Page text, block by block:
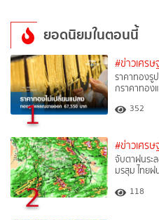
ยอดนิยมในตอนนี้
1
#ข่าวเศร
ราคาทองรู
กราคาทอง
352
2
#ข่าวเศร
จับตาฝนระ
มรสุม ไทยฝ
118